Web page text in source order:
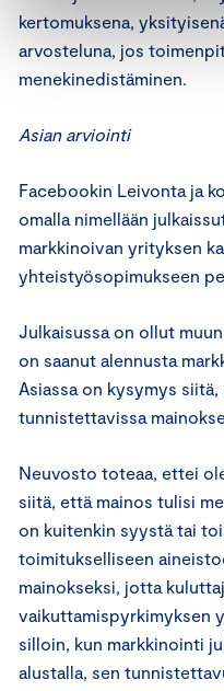
kertomuksena,
arvosteluna, jos
menekinedistäminen.
Asian arviointi
Facebookin Leivonta ja
omalla nimellään
markkinoivan yrityksen
yhteistyösopimukseen
Julkaisussa on ollut
on saanut alennusta
Asiassa on kysymys
tunnistettavissa
Neuvosto toteaa, ettei
siitä, että mainos tulisi
on kuitenkin syystä tai
toimitukselliseen
mainokseksi, jotta
vaikuttamispyrkimyksen
silloin, kun markkinointi
alustalla, sen